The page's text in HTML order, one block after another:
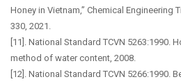
Honey in Vietnam,” Chemical Engineering
330, 2021.
[11]. National Standard TCVN 5263:1990.
method of water content, 2008.
[12]. National Standard TCVN 5266:1990.